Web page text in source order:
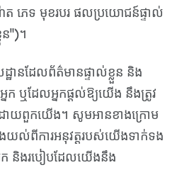
ើត ភេទ មុខរបរ ផលប្រយោជន៍ផ្ទាល់
ន")។
នដែលព័ត៌មានផ្ទាល់ខ្លួន និង
ឬដែលអ្នកផ្តល់ឱ្យយើង នឹងត្រូវ
ដោយពួកយើង។ សូមអានខាងក្រោម
ងយល់ពីការអនុវត្តរបស់យើងទាក់ទង
ក និងរបៀបដែលយើងនឹង